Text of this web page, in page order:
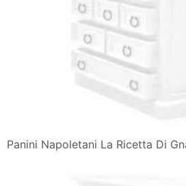
Panini Napoletani La Ricetta Di